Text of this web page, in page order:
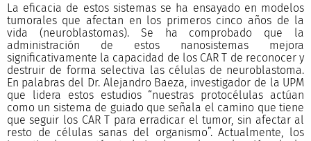
La eficacia de estos sistemas se ha ensayado en modelos
tumorales que afectan en los primeros cinco años de la
vida (neuroblastomas). Se ha comprobado que la
administración de estos nanosistemas mejora
significativamente la capacidad de los CAR T de reconocer y
destruir de forma selectiva las células de neuroblastoma.
En palabras del Dr. Alejandro Baeza, investigador de la UPM
que lidera estos estudios “nuestras protocélulas actúan
como un sistema de guiado que señala el camino que tiene
que seguir los CAR T para erradicar el tumor, sin afectar al
resto de células sanas del organismo”. Actualmente, los